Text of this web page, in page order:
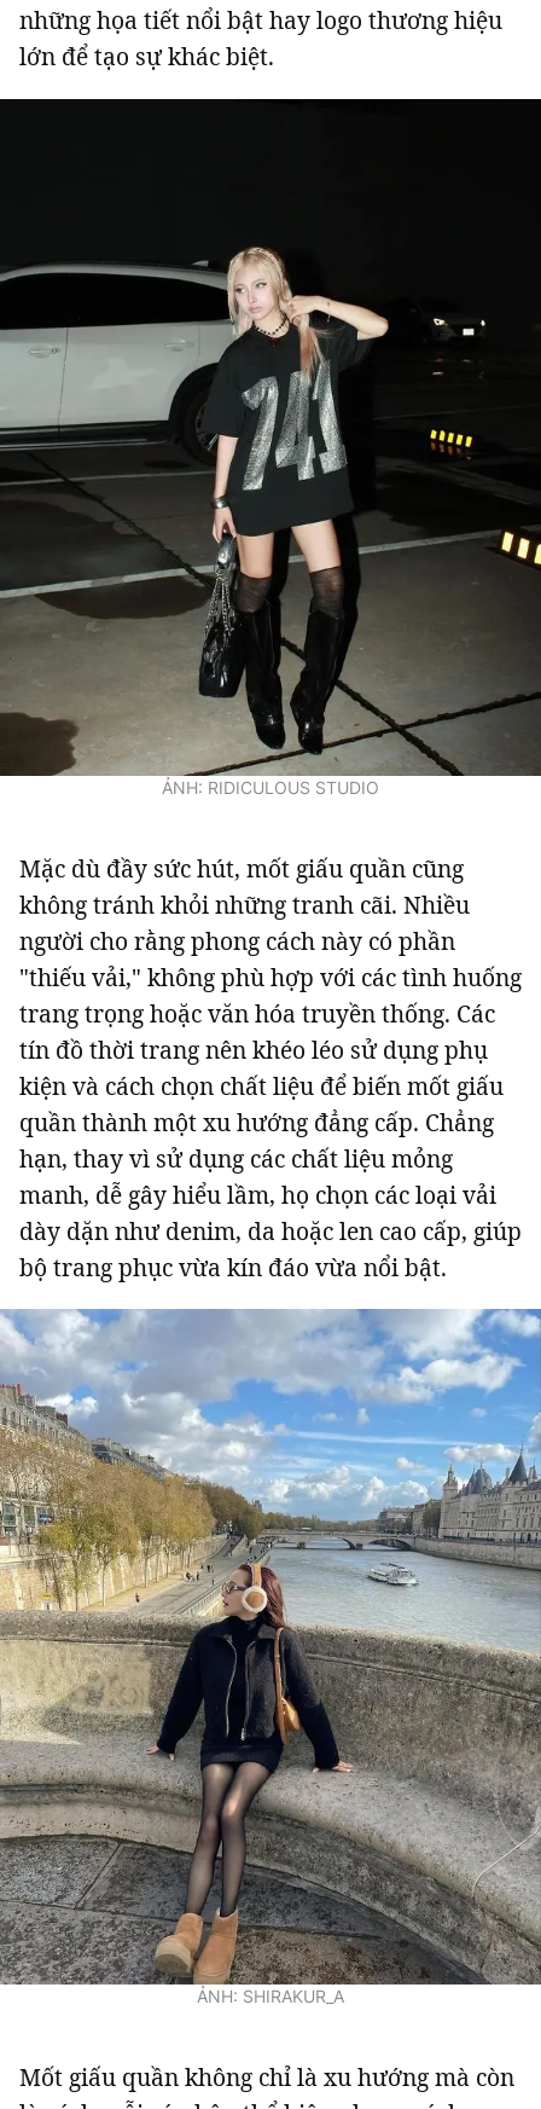
những họa tiết nổi bật hay logo thương hiệu
lớn để tạo sự khác biệt.
ẢNH: RIDICULOUS STUDIO
Mặc dù đầy sức hút, mốt giấu quần cũng
không tránh khỏi những tranh cãi. Nhiều
người cho rằng phong cách này có phần
"thiếu vải," không phù hợp với các tình huống
trang trọng hoặc văn hóa truyền thống. Các
tín đồ thời trang nên khéo léo sử dụng phụ
kiện và cách chọn chất liệu để biến mốt giấu
quần thành một xu hướng đẳng cấp. Chẳng
hạn, thay vì sử dụng các chất liệu mỏng
manh, dễ gây hiểu lầm, họ chọn các loại vải
dày dặn như denim, da hoặc len cao cấp, giúp
bộ trang phục vừa kín đáo vừa nổi bật.
ẢNH: SHIRAKUR_A
Mốt giấu quần không chỉ là xu hướng mà còn